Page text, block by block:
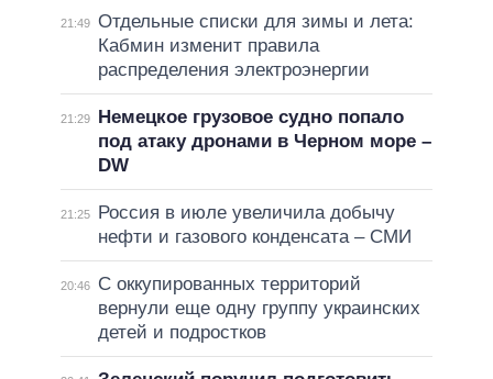
21:49 Отдельные списки для зимы и лета:
Кабмин изменит правила
распределения электроэнергии
21:29
Немецкое грузовое судно попало
под атаку дронами в Черном море –
DW
21:25
Россия в июле увеличила добычу
нефти и газового конденсата – СМИ
20:46
С оккупированных территорий
вернули еще одну группу украинских
детей и подростков